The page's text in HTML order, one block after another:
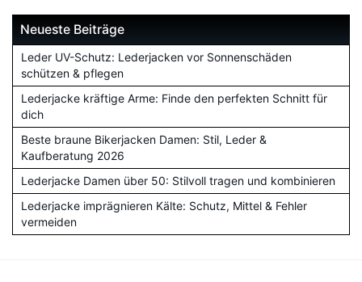
Neueste Beiträge
Leder UV-Schutz: Lederjacken vor Sonnenschäden
schützen & pflegen
Lederjacke kräftige Arme: Finde den perfekten Schnitt für
dich
Beste braune Bikerjacken Damen: Stil, Leder &
Kaufberatung 2026
Lederjacke Damen über 50: Stilvoll tragen und kombinieren
Lederjacke imprägnieren Kälte: Schutz, Mittel & Fehler
vermeiden